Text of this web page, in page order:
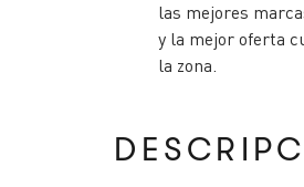
las mejores
y la mejor oferta
la zona.